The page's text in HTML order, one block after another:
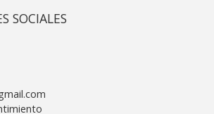
SOCIALES